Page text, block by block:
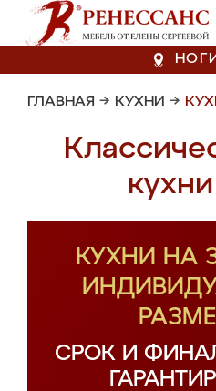
ГЛАВНАЯ → КУХНИ →
кухни
КУХНИ НА
СРОК И